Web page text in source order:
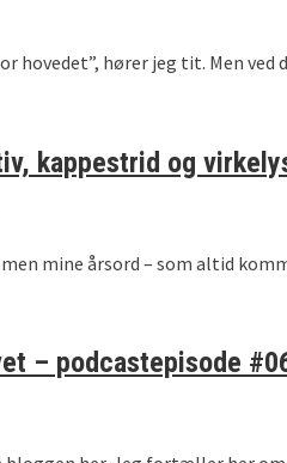
hovedet”, hører jeg tit. Men
kappestrid og
mine årsord – som altid
– podcastepisode